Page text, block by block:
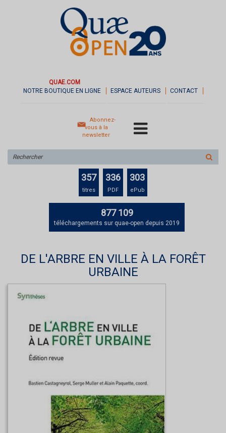
QUAE.COM
NOTRE BOUTIQUE EN LIGNE
ESPACE AUTEURS CONTACT
Abonnez-
vous à la
newsletter
sur
le
357
titres
336
PDF
303
ePub
877 109
téléchargements sur quae-open depuis 2019
DE L'ARBRE EN VILLE À LA FORÊT
URBAINE